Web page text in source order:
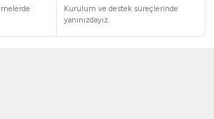
Kurulum ve destek süreçlerinde
yanınızdayız.